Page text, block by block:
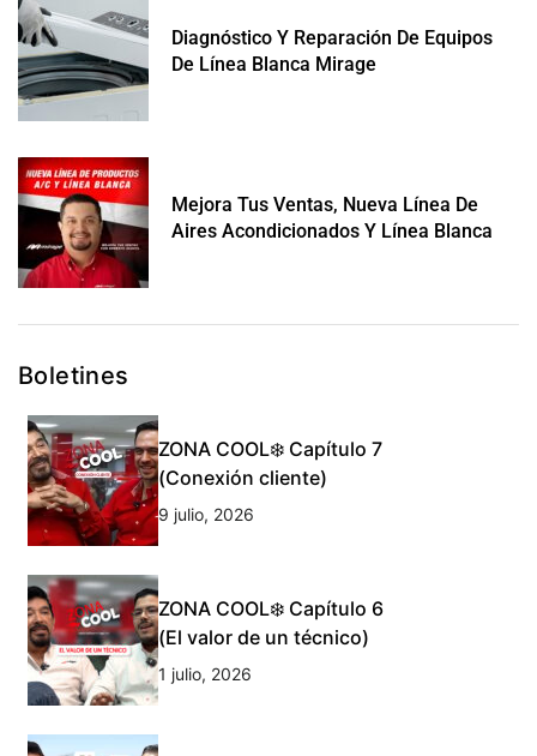
Diagnóstico Y Reparación De Equipos
De Línea Blanca Mirage
Mejora Tus Ventas, Nueva Línea De
Aires Acondicionados Y Línea Blanca
Boletines
ZONA COOL❄️ Capítulo 7
(Conexión cliente)
9 julio, 2026
ZONA COOL❄️ Capítulo 6
(El valor de un técnico)
1 julio, 2026